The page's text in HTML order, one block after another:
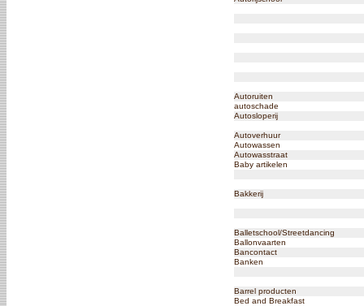
Autoruiten
autoschade
Autosloperij
Autoverhuur
Autowassen
Autowasstraat
Baby artikelen
Bakkerij
Balletschool/Streetdancing
Ballonvaarten
Bancontact
Banken
Barrel producten
Bed and Breakfast